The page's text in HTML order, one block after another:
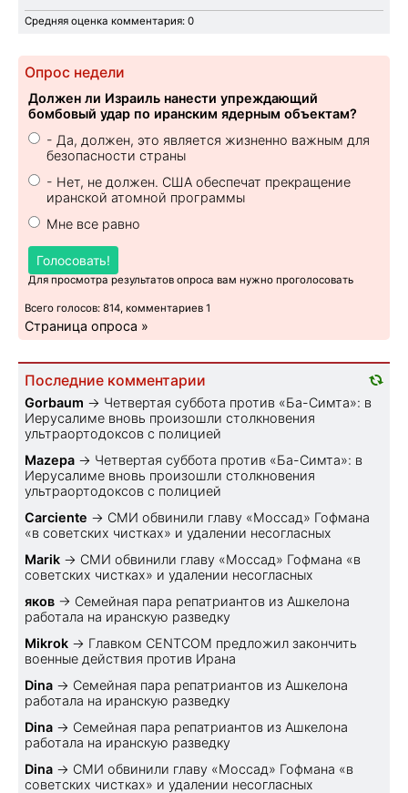
Средняя оценка комментария: 0
Опрос недели
Должен ли Израиль нанести упреждающий
бомбовый удар по иранским ядерным объектам?
- Да, должен, это является жизненно важным для
безопасности страны
- Нет, не должен. США обеспечат прекращение
иранской атомной программы
Мне все равно
Голосовать!
Для просмотра результатов опроса вам нужно проголосовать
Всего голосов: 814, комментариев 1
Страница опроса »
Последние комментарии
Gorbaum → Четвертая суббота против «Ба-Симта»: в
Иерусалиме вновь произошли столкновения
ультраортодоксов с полицией
Mazepa → Четвертая суббота против «Ба-Симта»: в
Иерусалиме вновь произошли столкновения
ультраортодоксов с полицией
Carciente → СМИ обвинили главу «Моссад» Гофмана
«в советских чистках» и удалении несогласных
Marik → СМИ обвинили главу «Моссад» Гофмана «в
советских чистках» и удалении несогласных
яков → Семейная пара репатриантов из Ашкелона
работала на иранскую разведку
Mikrok → Главком CENTCOM предложил закончить
военные действия против Ирана
Dina → Семейная пара репатриантов из Ашкелона
работала на иранскую разведку
Dina → Семейная пара репатриантов из Ашкелона
работала на иранскую разведку
Dina → СМИ обвинили главу «Моссад» Гофмана «в
советских чистках» и удалении несогласных